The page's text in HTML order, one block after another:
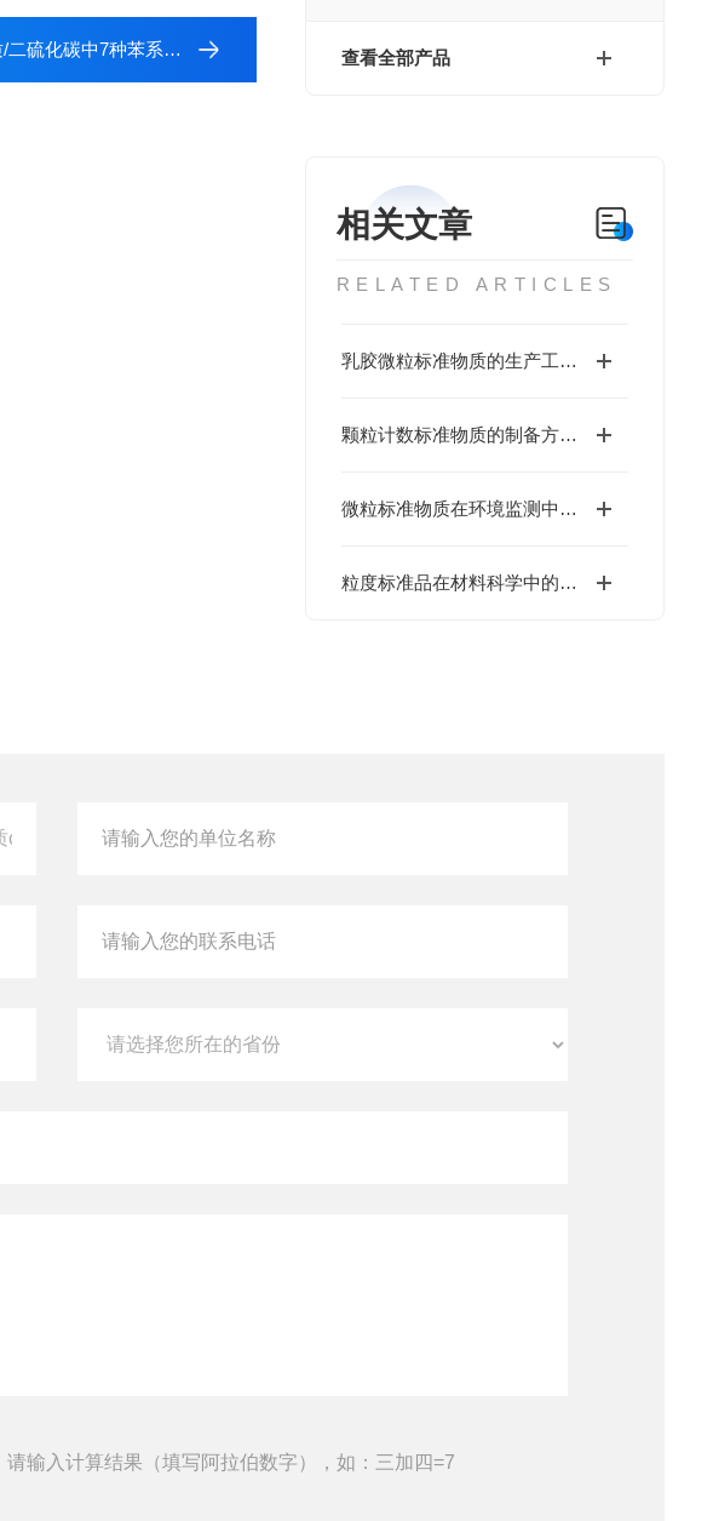
查看全部产品
相关文章
RELATED ARTICLES
乳胶微粒标准物质的生产工艺与优化
颗粒计数标准物质的制备方法与性能分析
微粒标准物质在环境监测中的应用
粒度标准品在材料科学中的重要性
中7种苯系物混合标准物质
请输入计算结果（填写阿拉伯数字），如：三加四=7